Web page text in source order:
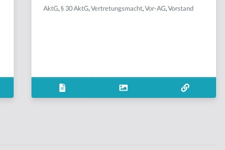
AktG,§ 30 AktG,Vertretungsmacht,Vor-AG,Vorstand